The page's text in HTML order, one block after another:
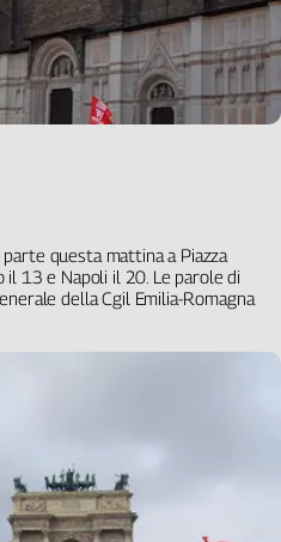
questa mattina a Piazza
il 13 e Napoli il 20. Le parole di
della Cgil Emilia-Romagna